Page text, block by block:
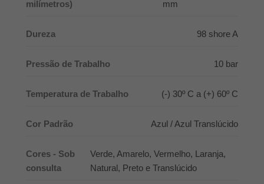
milímetros)
mm
Dureza 98 shore A
Pressão de Trabalho 10 bar
Temperatura de Trabalho (-) 30º C a (+) 60º C
Cor Padrão Azul / Azul Translúcido
Cores - Sob
consulta
Verde, Amarelo, Vermelho, Laranja,
Natural, Preto e Translúcido